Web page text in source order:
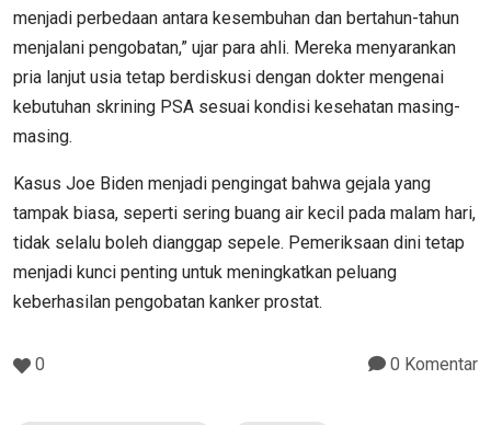
menjadi perbedaan antara kesembuhan dan bertahun-tahun
menjalani pengobatan,” ujar para ahli. Mereka menyarankan
pria lanjut usia tetap berdiskusi dengan dokter mengenai
kebutuhan skrining PSA sesuai kondisi kesehatan masing-
masing.
Kasus Joe Biden menjadi pengingat bahwa gejala yang
tampak biasa, seperti sering buang air kecil pada malam hari,
tidak selalu boleh dianggap sepele. Pemeriksaan dini tetap
menjadi kunci penting untuk meningkatkan peluang
keberhasilan pengobatan kanker prostat.
0 0 Komentar